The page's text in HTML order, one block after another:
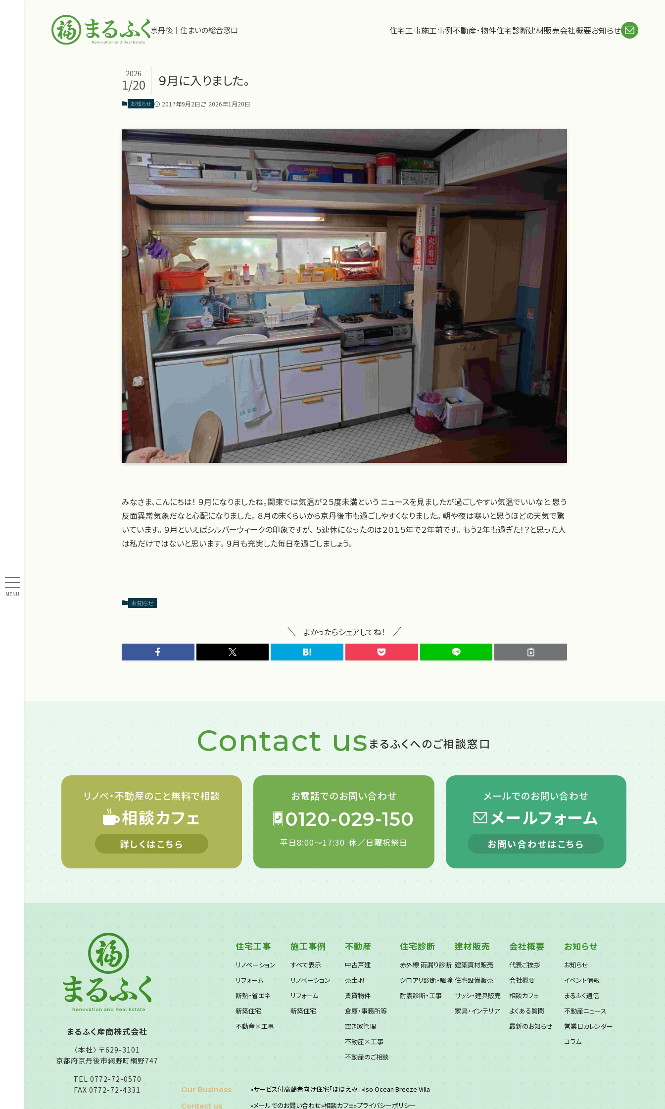
京丹後｜住まいの総合窓口 住宅工事施工事例不動産･物件住宅診断建材販売会社概要お知らせ
MENU
９月に入りました。
2026
1/20
お知らせ 2017年9月2日 2026年1月20日
みなさま、こんにちは！ ９月になりましたね。関東では気温が２５度未満という ニュースを見ましたが過ごしやすい気温でいいなと 思う
反面異常気象だなと心配になりました。 ８月の末くらいから京丹後市も過ごしやすくなりました。 朝や夜は寒いと思うほどの天気で驚
いています。 ９月といえばシルバーウィークの印象ですが、 ５連休になったのは２０１５年で２年前です。 もう２年も過ぎた！？と思った人
は私だけではないと思います。 ９月も充実した毎日を過ごしましょう。
お知らせ
よかったらシェアしてね！
Contact us まるふくへのご相談窓口
リノベ・不動産のこと無料で相談
相談カフェ
詳しくはこちら
お電話でのお問い合わせ
0120-029-150
平日8:00～17:30 休／日曜祝祭日
メールでのお問い合わせ
メールフォーム
お問い合わせはこちら
まるふく産商株式会社
〈本社〉 〒629-3101
京都府京丹後市網野町網野747
TEL 0772-72-0570
FAX 0772-72-4331
住宅工事
リノベーション
リフォーム
断熱・省エネ
新築住宅
不動産×工事
施工事例
すべて表示
リノベーション
リフォーム
新築住宅
不動産
中古戸建
売土地
賃貸物件
倉庫・事務所等
空き家管理
不動産×工事
不動産のご相談
住宅診断
赤外線 雨漏り診断
シロアリ診断・駆除
耐震診断・工事
建材販売
建築資材販売
住宅設備販売
サッシ・建具販売
家具・インテリア
会社概要
代表ご挨拶
会社概要
相談カフェ
よくある質問
最新のお知らせ
お知らせ
お知らせ
イベント情報
まるふく通信
不動産ニュース
営業日カレンダー
コラム
Our Business »サービス付高齢者向け住宅「ほほえみ」»Iso Ocean Breeze Villa
Contact us
»メールでのお問い合わせ»相談カフェ»プライバシーポリシー